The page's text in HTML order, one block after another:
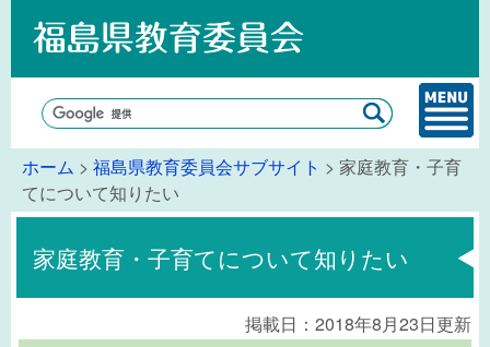
ホーム > 福島県教育委員会サブサイト > 家庭教育・子育
てについて知りたい
家庭教育・子育てについて知りたい
掲載日：2018年8月23日更新